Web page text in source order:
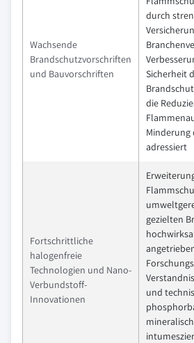
Wachsende
Brandschutzvorschriften
und Bauvorschriften
durch
Sicherheit
die
Minderung
adressiert
Fortschrittliche
halogenfreie
Technologien und Nano-
Verbundstoff-
Innovationen
gezielten
und